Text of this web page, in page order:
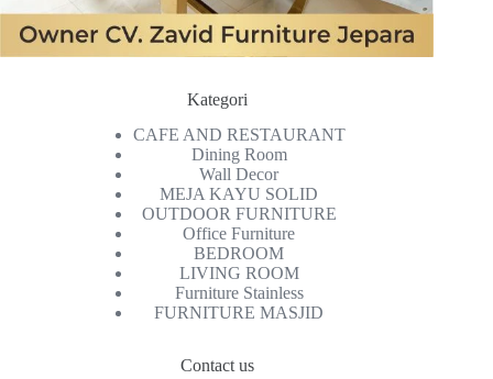
Kategori
CAFE AND RESTAURANT
Dining Room
Wall Decor
MEJA KAYU SOLID
OUTDOOR FURNITURE
Office Furniture
BEDROOM
LIVING ROOM
Furniture Stainless
FURNITURE MASJID
Contact us